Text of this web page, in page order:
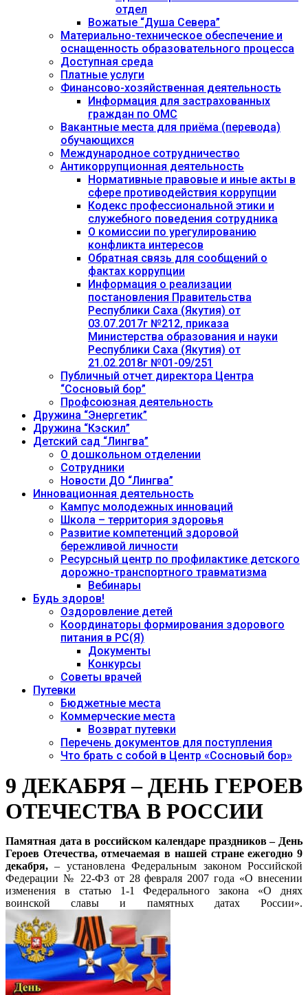
отдел
Вожатые “Душа Севера”
Материально-техническое обеспечение и
оснащенность образовательного процесса
Доступная среда
Платные услуги
Финансово-хозяйственная деятельность
Информация для застрахованных
граждан по ОМС
Вакантные места для приёма (перевода)
обучающихся
Международное сотрудничество
Антикоррупционная деятельность
Нормативные правовые и иные акты в
сфере противодействия коррупции
Кодекс профессиональной этики и
служебного поведения сотрудника
О комиссии по урегулированию
конфликта интересов
Обратная связь для сообщений о
фактах коррупции
Информация о реализации
постановления Правительства
Республики Саха (Якутия) от
03.07.2017г №212, приказа
Министерства образования и науки
Республики Саха (Якутия) от
21.02.2018г №01-09/251
Публичный отчет директора Центра
“Сосновый бор”
Профсоюзная деятельность
Дружина “Энергетик”
Дружина “Кэскил”
Детский сад “Лингва”
О дошкольном отделении
Сотрудники
Новости ДО “Лингва”
Инновационная деятельность
Кампус молодежных инноваций
Школа – территория здоровья
Развитие компетенций здоровой
бережливой личности
Ресурсный центр по профилактике детского
дорожно-транспортного травматизма
Вебинары
Будь здоров!
Оздоровление детей
Координаторы формирования здорового
питания в РС(Я)
Документы
Конкурсы
Советы врачей
Путевки
Бюджетные места
Коммерческие места
Возврат путевки
Перечень документов для поступления
Что брать с собой в Центр «Сосновый бор»
9 ДЕКАБРЯ – ДЕНЬ ГЕРОЕВ
ОТЕЧЕСТВА В РОССИИ
Памятная дата в российском календаре праздников – День
Героев Отечества, отмечаемая в нашей стране ежегодно 9
декабря, – установлена Федеральным законом Российской
Федерации № 22-ФЗ от 28 февраля 2007 года «О внесении
изменения в статью 1-1 Федерального закона «О днях
воинской славы и памятных датах России».